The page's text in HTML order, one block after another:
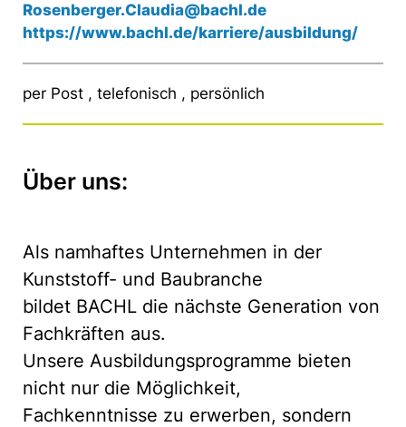
Rosenberger.Claudia@bachl.de
https://www.bachl.de/karriere/ausbildung/
per Post , telefonisch , persönlich
Über uns:
Als namhaftes Unternehmen in der
Kunststoff- und Baubranche
bildet BACHL die nächste Generation von
Fachkräften aus.
Unsere Ausbildungsprogramme bieten
nicht nur die Möglichkeit,
Fachkenntnisse zu erwerben, sondern